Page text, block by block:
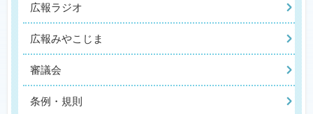
広報ラジオ
広報みやこじま
審議会
条例・規則